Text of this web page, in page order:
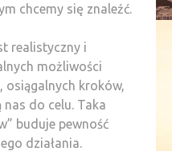
chcemy się znaleźć.
realistyczny i
możliwości
osiągalnych kroków,
do celu. Taka
buduje pewność
działania.